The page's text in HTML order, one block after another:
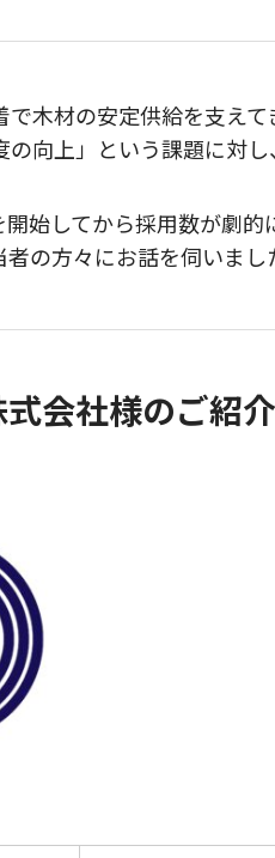
で木材の安定供給を支え
の向上」という課題に対
開始してから採用数が劇
の方々にお話を伺いまし
会社様のご紹介